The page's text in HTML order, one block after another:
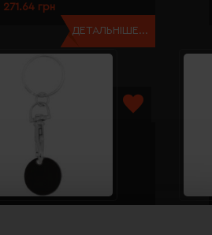
271.64 грн
ДЕТАЛЬНІШЕ...